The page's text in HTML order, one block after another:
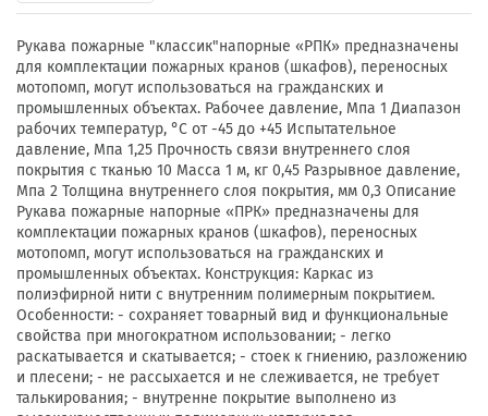
Рукава пожарные "классик"напорные «РПК» предназначены
для комплектации пожарных кранов (шкафов), переносных
мотопомп, могут использоваться на гражданских и
промышленных объектах. Рабочее давление, Мпа 1 Диапазон
рабочих температур, °C от -45 до +45 Испытательное
давление, Мпа 1,25 Прочность связи внутреннего слоя
покрытия с тканью 10 Масса 1 м, кг 0,45 Разрывное давление,
Мпа 2 Толщина внутреннего слоя покрытия, мм 0,3 Описание
Рукава пожарные напорные «ПРК» предназначены для
комплектации пожарных кранов (шкафов), переносных
мотопомп, могут использоваться на гражданских и
промышленных объектах. Конструкция: Каркас из
полиэфирной нити с внутренним полимерным покрытием.
Особенности: - сохраняет товарный вид и функциональные
свойства при многократном использовании; - легко
раскатывается и скатывается; - стоек к гниению, разложению
и плесени; - не рассыхается и не слеживается, не требует
талькирования; - внутренне покрытие выполнено из